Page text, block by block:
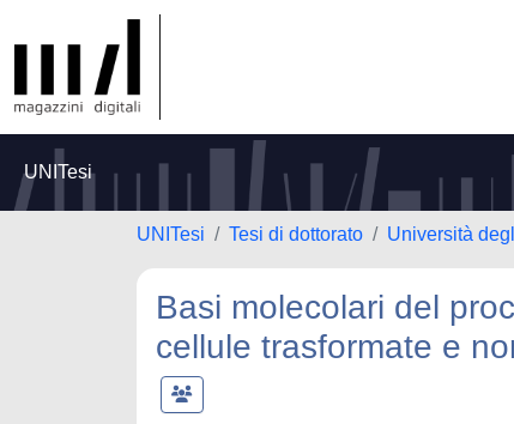
UNITesi
UNITesi Tesi di dottorato Università
Basi molecolari del
cellule trasformate e